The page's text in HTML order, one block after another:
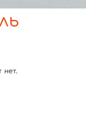
нет.